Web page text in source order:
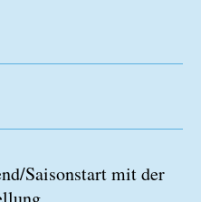
Saisonstart mit der